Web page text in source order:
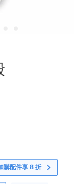
購配件享 𝟴 折